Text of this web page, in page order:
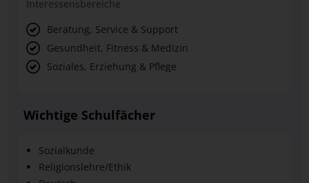
Interessensbereiche
Beratung, Service & Support
Gesundheit, Fitness & Medizin
Soziales, Erziehung & Pflege
Wichtige Schulfächer
Sozialkunde
Religionslehre/Ethik